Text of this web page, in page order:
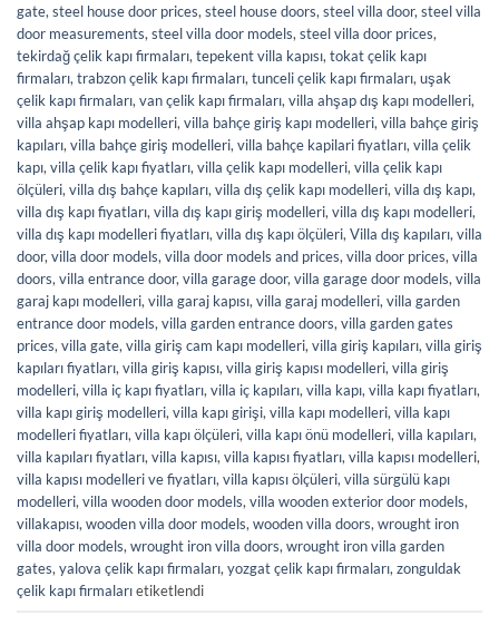
gate,steel house door prices,steel house doors,steel villa door,steel villa
door measurements,steel villa door models,steel villa door prices,
tekirdağ çelik kapı firmaları,tepekent villa kapısı,tokat çelik kapı
firmaları,trabzon çelik kapı firmaları,tunceli çelik kapı firmaları,uşak
çelik kapı firmaları,van çelik kapı firmaları,villa ahşap dış kapı modelleri,
villa ahşap kapı modelleri,villa bahçe giriş kapı modelleri,villa bahçe giriş
kapıları,villa bahçe giriş modelleri,villa bahçe kapilari fiyatları,villa çelik
kapı,villa çelik kapı fiyatları,villa çelik kapı modelleri,villa çelik kapı
ölçüleri,villa dış bahçe kapıları,villa dış çelik kapı modelleri,villa dış kapı,
villa dış kapı fiyatları,villa dış kapı giriş modelleri,villa dış kapı modelleri,
villa dış kapı modelleri fiyatları,villa dış kapı ölçüleri,Villa dış kapıları,villa
door,villa door models,villa door models and prices,villa door prices,villa
doors,villa entrance door,villa garage door,villa garage door models,villa
garaj kapı modelleri,villa garaj kapısı,villa garaj modelleri,villa garden
entrance door models,villa garden entrance doors,villa garden gates
prices,villa gate,villa giriş cam kapı modelleri,villa giriş kapıları,villa giriş
kapıları fiyatları,villa giriş kapısı,villa giriş kapısı modelleri,villa giriş
modelleri,villa iç kapı fiyatları,villa iç kapıları,villa kapı,villa kapı fiyatları,
villa kapı giriş modelleri,villa kapı girişi,villa kapı modelleri,villa kapı
modelleri fiyatları,villa kapı ölçüleri,villa kapı önü modelleri,villa kapıları,
villa kapıları fiyatları,villa kapısı,villa kapısı fiyatları,villa kapısı modelleri,
villa kapısı modelleri ve fiyatları,villa kapısı ölçüleri,villa sürgülü kapı
modelleri,villa wooden door models,villa wooden exterior door models,
villakapısı,wooden villa door models,wooden villa doors,wrought iron
villa door models,wrought iron villa doors,wrought iron villa garden
gates,yalova çelik kapı firmaları,yozgat çelik kapı firmaları,zonguldak
çelik kapı firmalarıetiketlendi